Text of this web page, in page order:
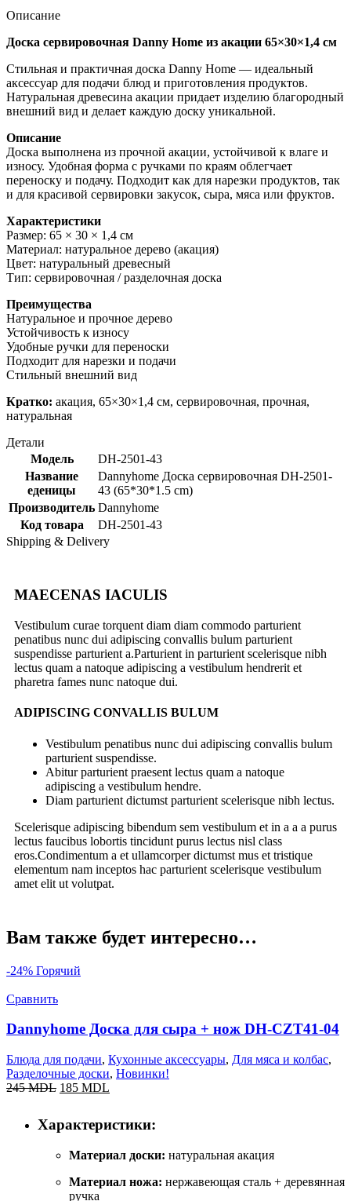
Описание
Доска сервировочная Danny Home из акации 65×30×1,4 см
Стильная и практичная доска Danny Home — идеальный
аксессуар для подачи блюд и приготовления продуктов.
Натуральная древесина акации придает изделию благородный
внешний вид и делает каждую доску уникальной.
Описание
Доска выполнена из прочной акации, устойчивой к влаге и
износу. Удобная форма с ручками по краям облегчает
переноску и подачу. Подходит как для нарезки продуктов, так
и для красивой сервировки закусок, сыра, мяса или фруктов.
Характеристики
Размер: 65 × 30 × 1,4 см
Материал: натуральное дерево (акация)
Цвет: натуральный древесный
Тип: сервировочная / разделочная доска
Преимущества
Натуральное и прочное дерево
Устойчивость к износу
Удобные ручки для переноски
Подходит для нарезки и подачи
Стильный внешний вид
Кратко: акация, 65×30×1,4 см, сервировочная, прочная,
натуральная
Детали
Модель
DH-2501-43
Название
еденицы
Dannyhome Доска сервировочная DH-2501-
43 (65*30*1.5 cm)
Производитель Dannyhome
Код товара
DH-2501-43
Shipping & Delivery
MAECENAS IACULIS
Vestibulum curae torquent diam diam commodo parturient
penatibus nunc dui adipiscing convallis bulum parturient
suspendisse parturient a.Parturient in parturient scelerisque nibh
lectus quam a natoque adipiscing a vestibulum hendrerit et
pharetra fames nunc natoque dui.
ADIPISCING CONVALLIS BULUM
Vestibulum penatibus nunc dui adipiscing convallis bulum
parturient suspendisse.
Abitur parturient praesent lectus quam a natoque
adipiscing a vestibulum hendre.
Diam parturient dictumst parturient scelerisque nibh lectus.
Scelerisque adipiscing bibendum sem vestibulum et in a a a purus
lectus faucibus lobortis tincidunt purus lectus nisl class
eros.Condimentum a et ullamcorper dictumst mus et tristique
elementum nam inceptos hac parturient scelerisque vestibulum
amet elit ut volutpat.
Вам также будет интересно…
-24% Горячий
Сравнить
Dannyhome Доска для сыра + нож DH-CZT41-04
Блюда для подачи, Кухонные аксессуары, Для мяса и колбас,
Разделочные доски, Новинки!
245MDL 185 MDL
Характеристики:
Материал доски: натуральная акация
Материал ножа: нержавеющая сталь + деревянная
ручка